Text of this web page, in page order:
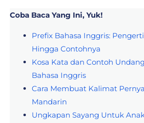
Coba Baca Yang Ini, Yuk!
Prefix Bahasa Inggris:
Hingga Contohnya
Kosa Kata dan Contoh
Bahasa Inggris
Cara Membuat Kalimat
Mandarin
Ungkapan Sayang Untuk